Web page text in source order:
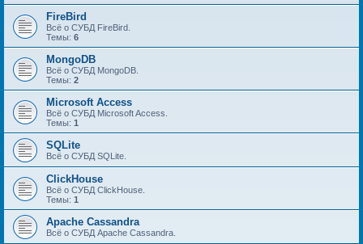
FireBird
Всё о СУБД FireBird.
Темы: 6
MongoDB
Всё о СУБД MongoDB.
Темы: 2
Microsoft Access
Всё о СУБД Microsoft Access.
Темы: 1
SQLite
Всё о СУБД SQLite.
ClickHouse
Всё о СУБД ClickHouse.
Темы: 1
Apache Cassandra
Всё о СУБД Apache Cassandra.